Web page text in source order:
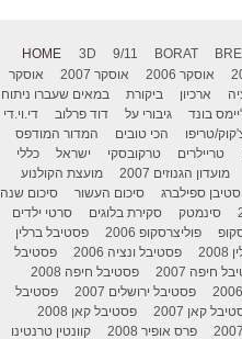
HOME 3D 9/11 BORAT
אוסקר 2006 אוסקר 2007
אוסקר
ארכיון ביקורת
במאים שעברו ניתוח
בונד גיבורי על דוד פרלוב
די.וי.די
טריפו הכי טובים
המדור המודפס
טריילרים טרקובסקי ישראל
כללי
מועדון הגנוזים 2007
מועצת הקולנוע
סטיבן ספילברג סיכום העשור
סיכום שנה
סינמטק סקירת בלוגים
סרטי ילדים
פוליצרסקופ 2006
פסטיבל ברלין
פסטיבל ונציה 2006
פסטיבל
חיפה 2007
פסטיבל חיפה 2008
פסטיבל ירושלים 2007
פסטיבל
קאן 2007
פסטיבל קאן 2008
פרס אופיר 2008 קוונטין טרנטינו